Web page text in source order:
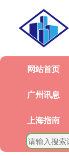
网站首页
广州讯息
上海指南